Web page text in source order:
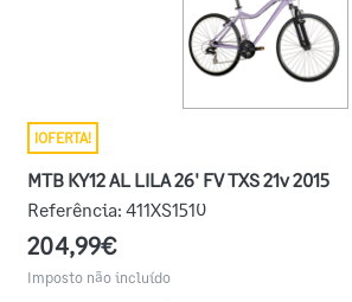
¡OFERTA!
MTB KY12 AL LILA 26' FV TXS 21v 2015
Referência: 411XS1510
204,99€
Imposto não incluído